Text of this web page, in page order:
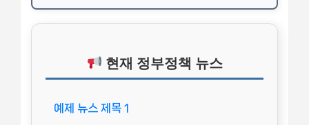
현재 정부정책 뉴스
예제 뉴스 제목 1